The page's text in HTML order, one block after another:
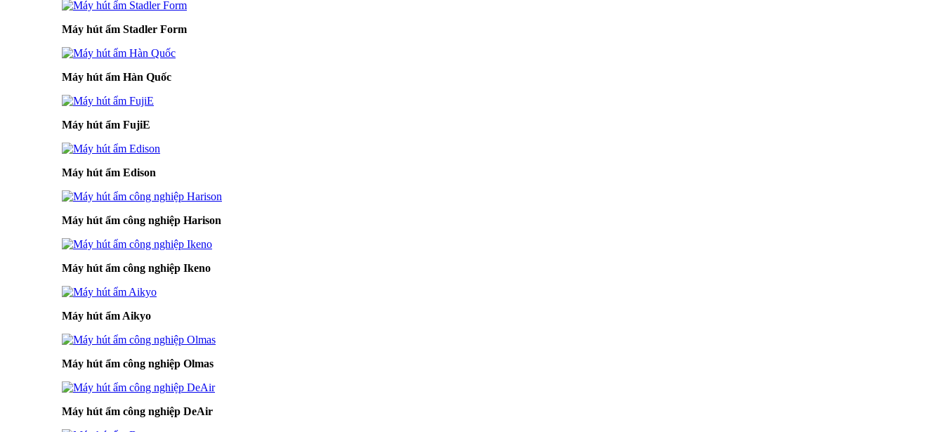
Máy hút ẩm Stadler Form
Máy hút ẩm Hàn Quốc
Máy hút ẩm FujiE
Máy hút ẩm Edison
Máy hút ẩm công nghiệp Harison
Máy hút ẩm công nghiệp Ikeno
Máy hút ẩm Aikyo
Máy hút ẩm công nghiệp Olmas
Máy hút ẩm công nghiệp DeAir